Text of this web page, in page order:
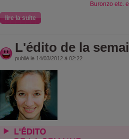
Buronzo etc.
lire la suite
L'édito de la
publié le 14/03/2012 à 02:22